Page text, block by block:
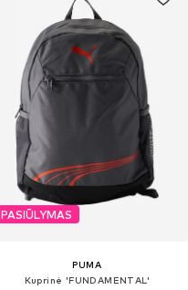
PASIŪLYMAS
PUMA
Kuprinė 'FUNDAMENTAL'